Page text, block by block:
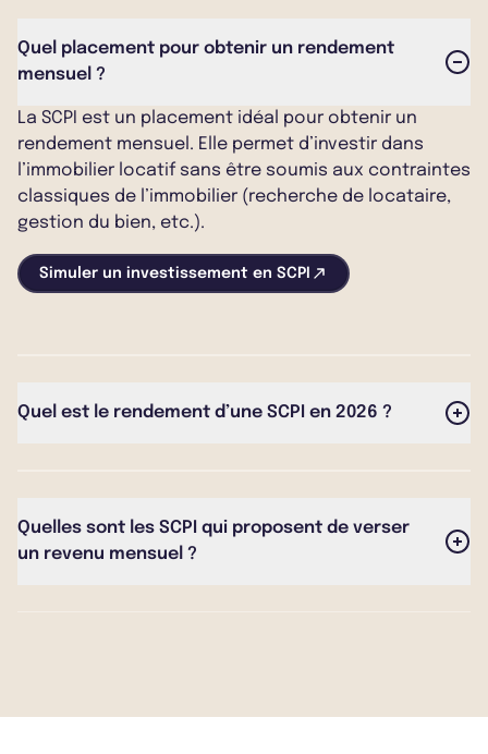
Quel placement pour obtenir un rendement
mensuel ?
La SCPI est un placement idéal pour obtenir un
rendement mensuel. Elle permet d’investir dans
l’immobilier locatif sans être soumis aux contraintes
classiques de l’immobilier (recherche de locataire,
gestion du bien, etc.).
Simuler un investissement en SCPI
Quel est le rendement d’une SCPI en 2026 ?
Quelles sont les SCPI qui proposent de verser
un revenu mensuel ?